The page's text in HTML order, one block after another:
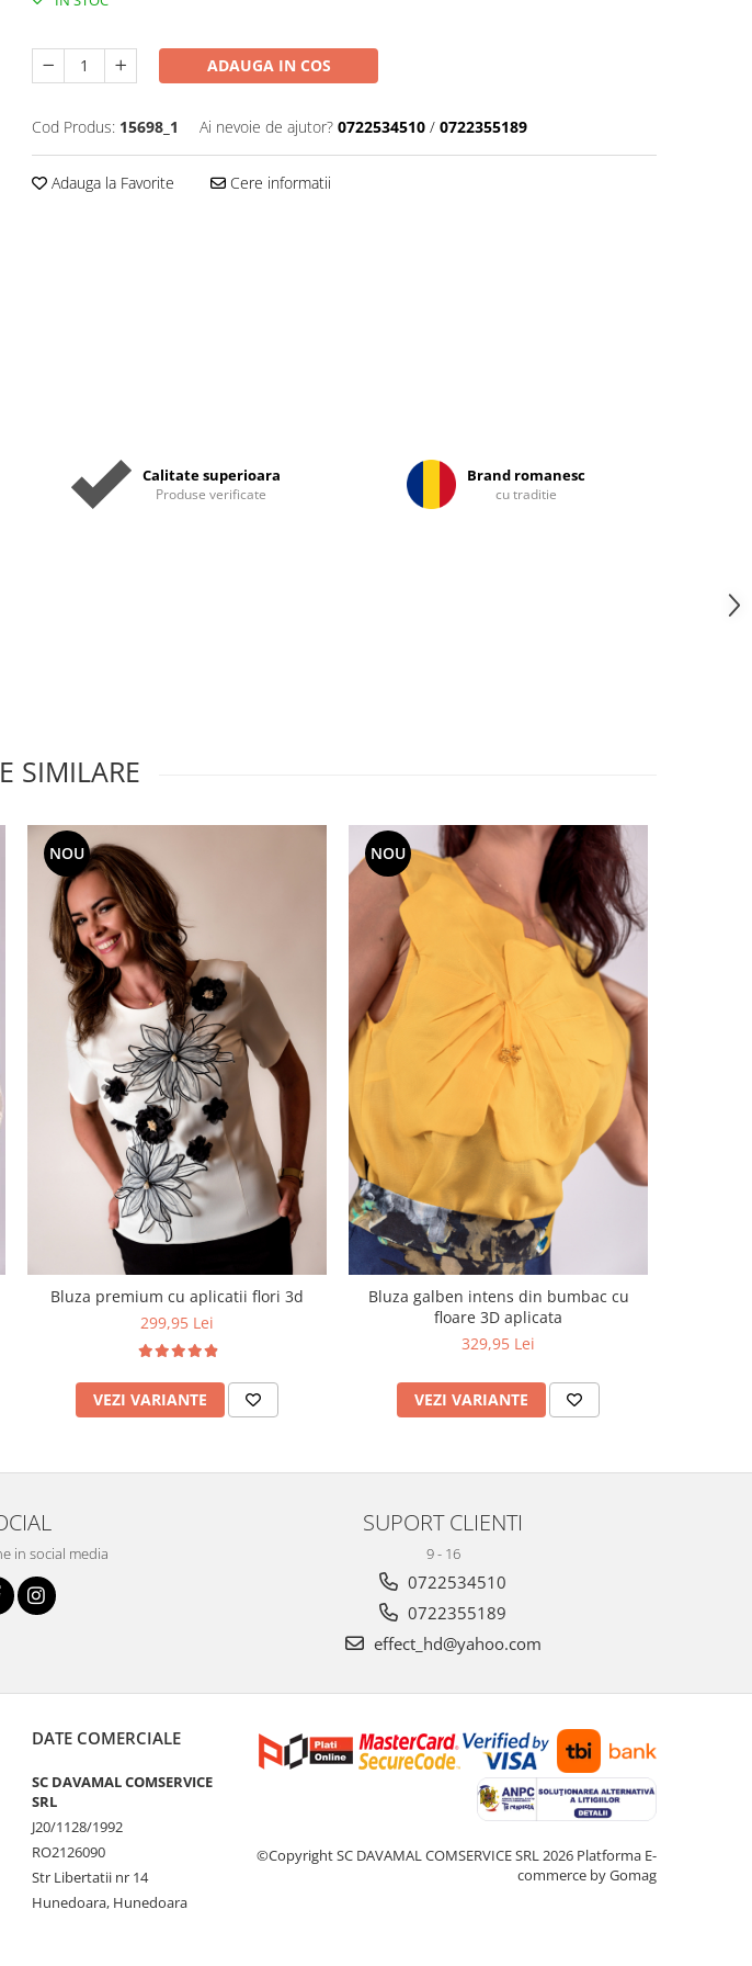
ADAUGA IN COS
Cod Produs: 15698_1 Ai nevoie de ajutor? 0722534510 / 0722355189
Adauga la Favorite Cere informatii
Calitate superioara
Produse verificate
Brand romanesc
cu traditie
SIMILARE
NOU
Bluza premium cu aplicatii flori 3d
299,95 Lei
VEZI VARIANTE
NOU
Bluza galben intens din bumbac cu
floare 3D aplicata
329,95 Lei
VEZI VARIANTE
in social media
SUPORT CLIENTI
9 - 16
0722534510
0722355189
effect_hd@yahoo.com
DATE COMERCIALE
SC DAVAMAL COMSERVICE
SRL
J20/1128/1992
RO2126090
Str Libertatii nr 14
Hunedoara, Hunedoara
©Copyright SC DAVAMAL COMSERVICE SRL 2026 Platforma E-
commerce by Gomag